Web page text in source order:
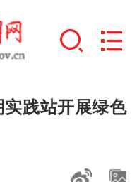
践站开展绿色